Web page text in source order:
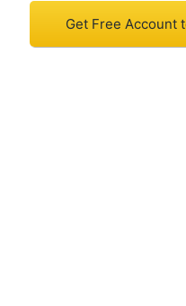
Get Free Account